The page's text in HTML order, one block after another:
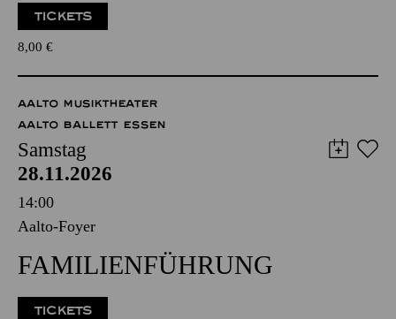
TICKETS
8,00 €
AALTO MUSIKTHEATER
AALTO BALLETT ESSEN
Samstag
28.11.2026
14:00
Aalto-Foyer
FAMILIENFÜHRUNG
TICKETS